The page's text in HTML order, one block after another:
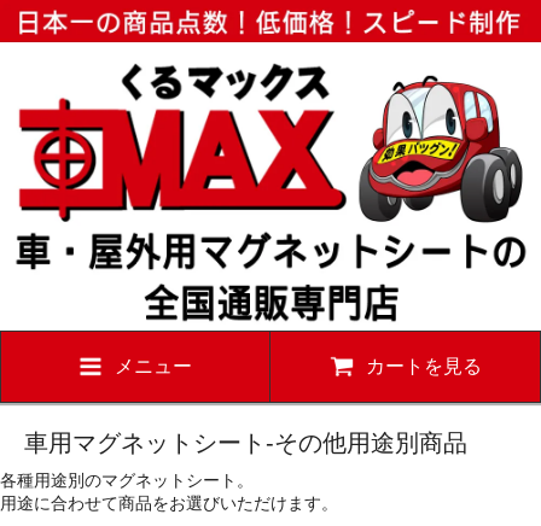
メニュー カートを見る
車用マグネットシート-その他用途別商品
各種用途別のマグネットシート。
用途に合わせて商品をお選びいただけます。